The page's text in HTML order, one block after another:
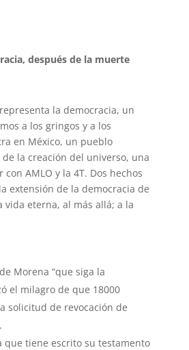
después de la muerte
la democracia, un
a los gringos y a los
en México, un pueblo
la creación del universo, una
AMLO y la 4T. Dos hechos
extensión de la democracia de
vida eterna, al más allá; a la
Morena “que siga la
el milagro de que 18000
solicitud de revocación de
que tiene escrito su testamento